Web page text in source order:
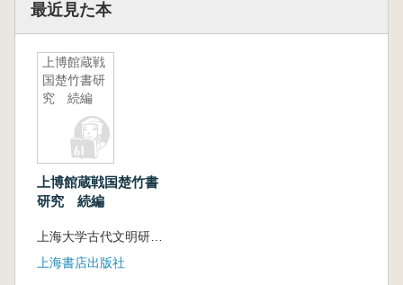
最近見た本
上博館蔵戦
国楚竹書研
究 続編
上博館蔵戦国楚竹書
研究 続編
上海書店出版社